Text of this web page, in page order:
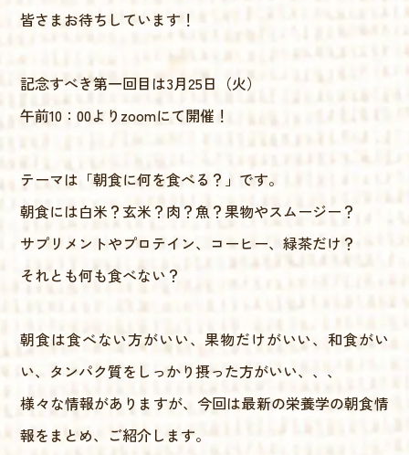
皆さまお待ちしています！
記念すべき第一回目は3月25日（火）
午前10：00よりzoomにて開催！
テーマは「朝食に何を食べる？」です。
朝食には白米？玄米？肉？魚？果物やスムージー？
サプリメントやプロテイン、コーヒー、緑茶だけ？
それとも何も食べない？
朝食は食べない方がいい、果物だけがいい、和食がい
い、タンパク質をしっかり摂った方がいい、、、
様々な情報がありますが、今回は最新の栄養学の朝食情
報をまとめ、ご紹介します。